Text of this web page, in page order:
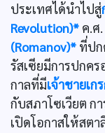
ประเทศได้นำไปสู่
Revolution)* ค.ศ
(Romanov)* ที่ปก
รัสเซียมีการปกค
กาลที่มีเจ้าชายเก
กับสภาโซเวียต ก
เปิดโอกาสให้สต